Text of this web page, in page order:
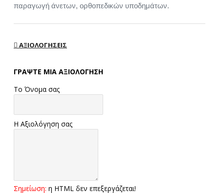
παραγωγή άνετων, ορθοπεδικών υποδημάτων.
ΑΞΙΟΛΟΓΉΣΕΙΣ
ΓΡΆΨΤΕ ΜΙΑ ΑΞΙΟΛΌΓΗΣΗ
Το Όνομα σας
Η Αξιολόγηση σας
Σημείωση: η HTML δεν επεξεργάζεται!